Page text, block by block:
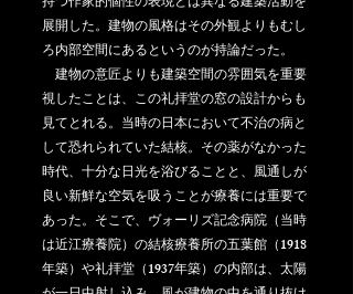
展開した。建物の風格はその外観よりもむし
ろ内部空間にあるというのが持論だった。
建物の意匠よりも建築空間の雰囲気を重要
視したことは、この礼拝堂の窓の設計からも
見てとれる。当時の日本において不治の病と
して恐れられていた結核。その薬がなかった
時代、十分な日光を浴びることと、風通しが
良い新鮮な空気を吸うことが療養には重要で
あった。そこで、ヴォーリズ記念病院（当時
は近江療養院）の結核療養所の五葉館（1918
年築）や礼拝堂（1937年築）の内部は、太陽